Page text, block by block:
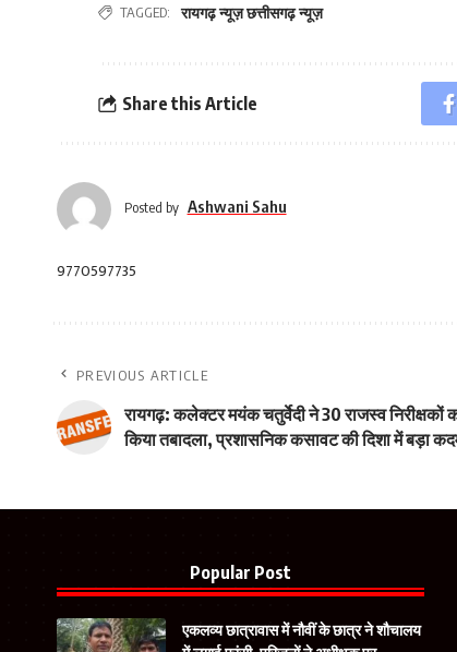
TAGGED: रायगढ़ न्यूज़ छत्तीसगढ़ न्यूज़
Share this Article
Posted by Ashwani Sahu
9770597735
PREVIOUS ARTICLE
रायगढ़: कलेक्टर मयंक चतुर्वेदी ने 30 राजस्व निरीक्षकों
किया तबादला, प्रशासनिक कसावट की दिशा में बड़ा
Popular Post
एकलव्य छात्रावास में नौवीं के छात्र ने शौचालय